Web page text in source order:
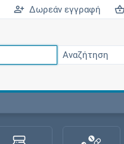
Δωρεάν εγγραφή